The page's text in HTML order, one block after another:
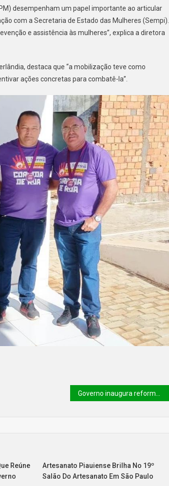
desempenham um papel importante ao articular
com a Secretaria de Estado das Mulheres (Sempi).
e assistência às mulheres”, explica a diretora
destaca que “a mobilização teve como
ações concretas para combatê-la”.
Reúne
Artesanato Piauiense Brilha No 19º
Salão Do Artesanato Em São Paulo